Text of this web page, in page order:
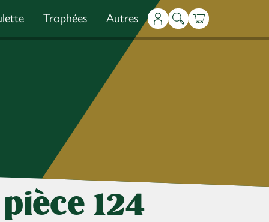
Trophées Autres Mon compte
Recherche
Panier
124